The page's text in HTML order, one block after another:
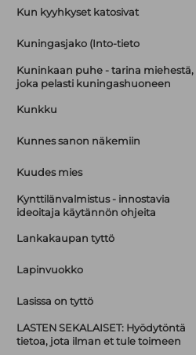
Kun kyyhkyset katosivat
Kuningasjako (Into-tieto
Kuninkaan puhe - tarina miehestä,
joka pelasti kuningashuoneen
Kunkku
Kunnes sanon näkemiin
Kuudes mies
Kynttilänvalmistus - innostavia
ideoitaja käytännön ohjeita
Lankakaupan tyttö
Lapinvuokko
Lasissa on tyttö
LASTEN SEKALAISET: Hyödytöntä
tietoa, jota ilman et tule toimeen